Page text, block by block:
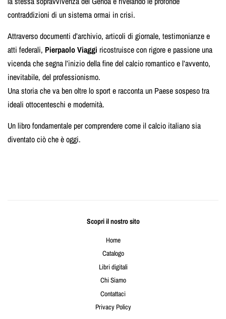
contraddizioni di un sistema ormai in crisi.
Attraverso documenti d’archivio, articoli di giornale, testimonianze e
atti federali, Pierpaolo Viaggi ricostruisce con rigore e passione una
vicenda che segna l’inizio della fine del calcio romantico e l’avvento,
inevitabile, del professionismo.
Una storia che va ben oltre lo sport e racconta un Paese sospeso tra
ideali ottocenteschi e modernità.
Un libro fondamentale per comprendere come il calcio italiano sia
diventato ciò che è oggi.
Scopri il nostro sito
Home
Catalogo
Libri digitali
Chi Siamo
Contattaci
Privacy Policy